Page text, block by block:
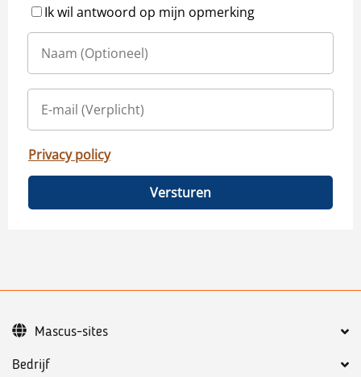
Ik wil antwoord op mijn opmerking
Privacy policy
Versturen
Bedrijf
Mascus-sites